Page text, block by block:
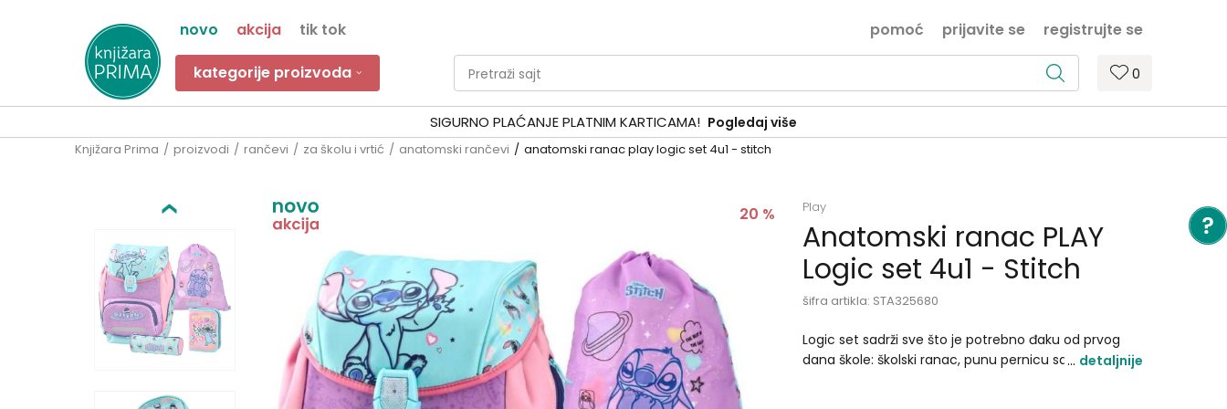
novo akcija tik tok prijavite se registrujte se
pomoć
kategorije proizvoda 0
Pretraži sajt
SIGURNO PLAĆANJE PLATNIM KARTICAMA! Pogledaj više
Knjižara Prima proizvodi rančevi za školu i vrtić anatomski rančevi anatomski ranac play logic set 4u1 - stitch
20 % Play
Anatomski ranac PLAY
Logic set 4u1 - Stitch
šifra artikla: STA325680
Logic set sadrži sve što je potrebno đaku od prvog
dana škole: školski ranac, punu pernicu sa priborom,
detaljnije